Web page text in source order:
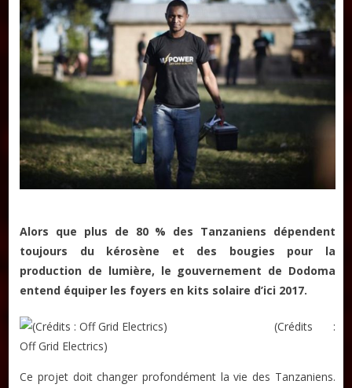
Alors que plus de 80 % des Tanzaniens dépendent
toujours du kérosène et des bougies pour la
production de lumière, le gouvernement de Dodoma
entend équiper les foyers en kits solaire d’ici 2017.
(Crédits :
Off Grid Electrics)
Ce projet doit changer profondément la vie des Tanzaniens.